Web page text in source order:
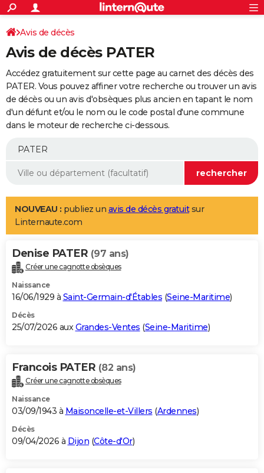
ACTUALITÉS
Politique
Société
Faits Divers
Education
Monde
Villes
+
SPORT
Coupe du monde 2026
Football
Tennis
Cyclisme
Rugby
Forum
Programme TV
TNT
Streaming
Cinéma
Sorties cinéma
Musique
+
FINANCE
Retraite
Impôts
Epargne
Immobilier
Risques naturels par ville
Banque
Assurance
Crédit
AUTO
Essais
Réserver un essai
Citadines
Berlines
SUV
Forum auto
+
Mobiles
Meilleur smartphone
Internet
Ordinateurs
Jeux vidéo
Guide high-tech
Aménagement intérieur
LIFESTYLE
Art de vivre
Bien-être
Loisirs
Mode
Modes de vie
Alimentation
Guide de la santé
Maladies
Médicaments
Sommeil
VOYAGE
Destinations
City break
Voyage nature
Voyage de noces
Forum
Climat
+PHOTO
GUIDES D'ACHAT
BONS PLANS
Carte de Noël
Carte Bonne année
Carte Saint-Valentin
Carte Pâques
Carte d'anniversaire
DICTIONNAIRE
Dictionnaire
Biographies
Citations
Expressions
Proverbes
PROGRAMME TV
S'inscrire
Se connecter
Lycées
Collèges
Primaires
Universités
Entreprises
Service militaire
Avis de recherche
AVIS DE DÉCÈS
Avis de décès
Avis de décès PATER
Accédez gratuitement sur cette page au carnet des décès des
PATER. Vous pouvez affiner votre recherche ou trouver un avis
de décès ou un avis d'obsèques plus ancien en tapant le nom
d'un défunt et/ou le nom ou le code postal d'une commune
dans le moteur de recherche ci-dessous.
NOUVEAU : publiez un avis de décès gratuitsur
Linternaute.com
Denise PATER (97 ans)
Créer une cagnotte obsèques
Naissance
16/06/1929 à Saint-Germain-d'Étables (Seine-Maritime)
Décès
25/07/2026 auxGrandes-Ventes (Seine-Maritime)
Francois PATER (82 ans)
Créer une cagnotte obsèques
Naissance
03/09/1943 à Maisoncelle-et-Villers (Ardennes)
Décès
09/04/2026 à Dijon (Côte-d'Or)